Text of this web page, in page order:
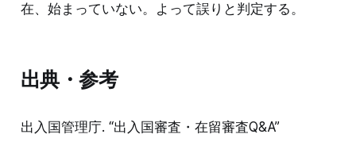
在、始まっていない。よって誤りと判定する。
出典・参考
出入国管理庁. “出入国審査・在留審査Q&A”